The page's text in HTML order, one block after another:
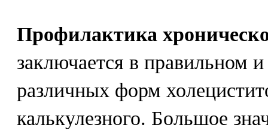
Профилактика
заключается в правильном
различных форм
калькулезного. Большое